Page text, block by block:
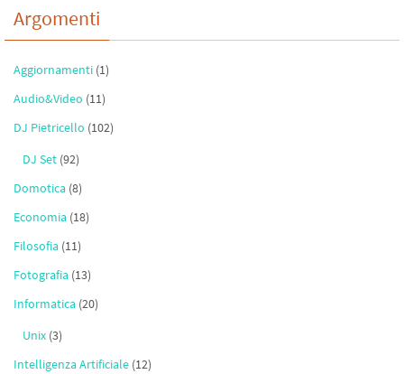
Argomenti
Aggiornamenti (1)
Audio&Video (11)
DJ Pietricello (102)
DJ Set (92)
Domotica (8)
Economia (18)
Filosofia (11)
Fotografia (13)
Informatica (20)
Unix (3)
Intelligenza Artificiale (12)